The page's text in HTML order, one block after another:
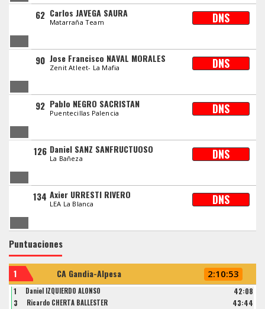
62 Carlos JAVEGA SAURA
Matarraña Team DNS
90 Jose Francisco NAVAL MORALES
Zenit Atleet- La Mafia DNS
92 Pablo NEGRO SACRISTAN
Puentecillas Palencia DNS
126 Daniel SANZ SANFRUCTUOSO
La Bañeza DNS
134 Axier URRESTI RIVERO
LEA La Blanca DNS
Puntuaciones
1 CA Gandia-Alpesa 2:10:53
1 Daniel IZQUIERDO ALONSO
42:08
3
Ricardo CHERTA BALLESTER
43:44